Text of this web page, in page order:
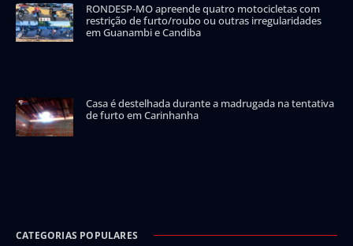
RONDESP-MO apreende quatro motocicletas com
restrição de furto/roubo ou outras irregularidades
em Guanambi e Candiba
Casa é destelhada durante a madrugada na tentativa
de furto em Carinhanha
CATEGORIAS POPULARES